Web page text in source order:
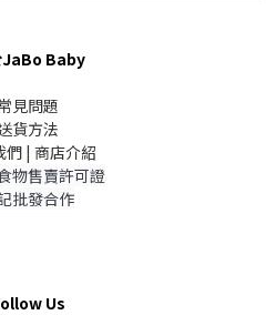
JaBo Baby
見問題
貨方法
們 | 商店介紹
物售賣許可證
批發合作
Us